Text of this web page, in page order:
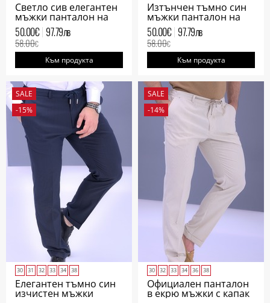
Светло сив елегантен
мъжки панталон на
фино райе
50.00€ 97.79лв
58.00€
Към продукта
Изтънчен тъмно син
мъжки панталон на
фино райе
50.00€ 97.79лв
58.00€
Към продукта
SALE
-15%
30 31 32 33 34 38
Елегантен тъмно син
изчистен мъжки
SALE
-14%
30 32 33 34 36 38
Официален панталон
в екрю мъжки с капак